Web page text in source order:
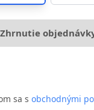
Zhrnutie
sa s obchodnými